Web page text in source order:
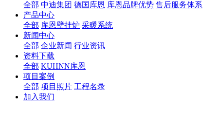
全部 中迪集团 德国库恩 库恩品牌优势 售后服务体系
产品中心
全部 库恩壁挂炉 采暖系统
新闻中心
全部 企业新闻 行业资讯
资料下载
全部 KUHNN库恩
项目案例
全部 项目照片 工程名录
加入我们